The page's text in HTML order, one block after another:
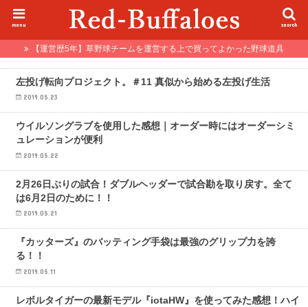
search
menu
【運営歴5年】草野球チームを運営する上で買ってよかった野球道具
左投げ転向プロジェクト
左投げ転向プロジェクト。＃11 真似から始める左投げ生活
2019.05.23
野球トレンド
ウイルソングラブを使用した感想｜オーダー時にはオーダーシミ
ュレーションが便利
2019.05.22
試合情報
2月26日ぶりの試合！ダブルヘッダーで試合勘を取り戻す。全て
は6月2日のために！！
2019.05.21
野球トレンド
『カッターズ』のバッティング手袋は最強のグリップ力を誇
る！！
2019.05.11
野球トレンド
レボルタイガーの最新モデル『iotaHW』を使ってみた感想！ハイ